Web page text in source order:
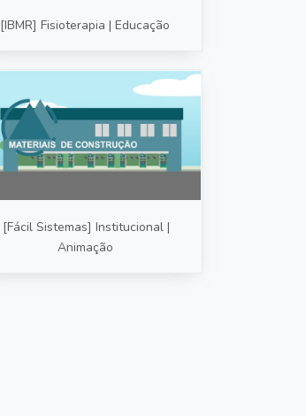
[IBMR] Fisioterapia | Educação
[Fácil Sistemas] Institucional |
Animação